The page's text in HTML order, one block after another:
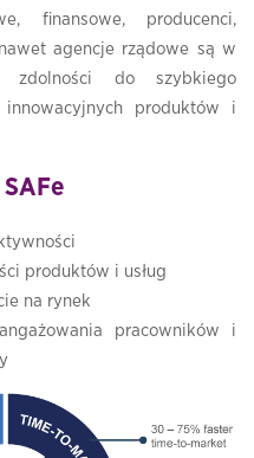
finansowe, producenci,
agencje rządowe są w
do szybkiego
produktów i
produktów i usług
na rynek
pracowników i